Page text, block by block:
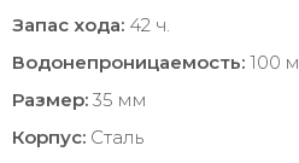
Запас хода: 42 ч.
Водонепроницаемость: 100 м
Размер: 35 мм
Корпус: Сталь